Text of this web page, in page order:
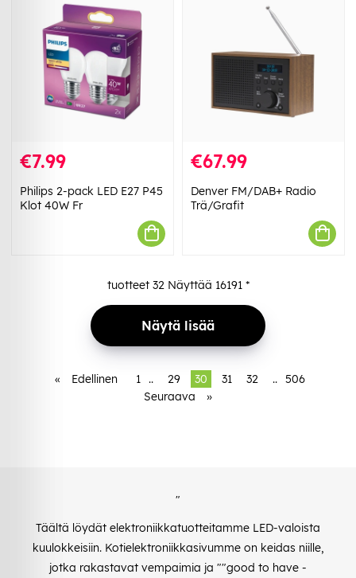
€7.99
Philips 2-pack LED E27 P45
Klot 40W Fr
€67.99
Denver FM/DAB+ Radio
Trä/Grafit
tuotteet 32Näyttää 16191*
Näytä lisää
« Edellinen 1 .. 29 30 31 32 .. 506
Seuraava
»
"
Täältä löydät elektroniikkatuotteitamme LED-valoista
kuulokkeisiin. Kotielektroniikkasivumme on keidas niille,
jotka rakastavat vempaimia ja ""good to have -